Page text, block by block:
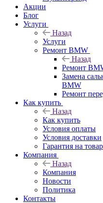
Акции
Блог
Услуги
Назад
Услуги
Ремонт BMW
Назад
Ремонт
Замена
BMW
Ремонт
Как купить
Назад
Как купить
Условия оплаты
Условия доставки
Гарантия на товар
Компания
Назад
Компания
Новости
Политика
Контакты